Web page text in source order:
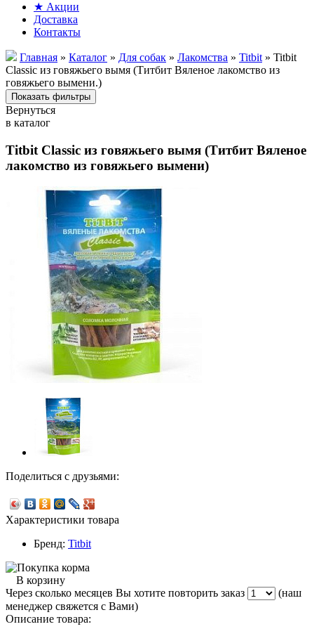
★ Акции
Доставка
Контакты
Главная » Каталог » Для собак » Лакомства » Titbit » Titbit
Classic из говяжьего вымя (Титбит Вяленое лакомство из
говяжьего вымени.)
Вернуться
в каталог
Titbit Classic из говяжьего вымя (Титбит Вяленое
лакомство из говяжьего вымени)
Поделиться с друзьями:
Характеристики товара
Бренд: Titbit
В корзину
Через сколько месяцев Вы хотите повторить заказ
(наш
менеджер свяжется с Вами)
Описание товара: